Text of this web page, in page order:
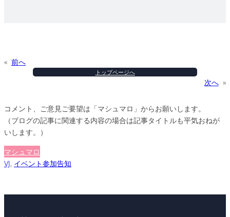
« 前へ
トップページへ
次へ »
コメント、ご意見ご要望は「マシュマロ」からお願いします。
（ブログの記事に関連する内容の場合は記事タイトルも平気おねが
いします。）
マシュマロ
VJ, イベント参加告知